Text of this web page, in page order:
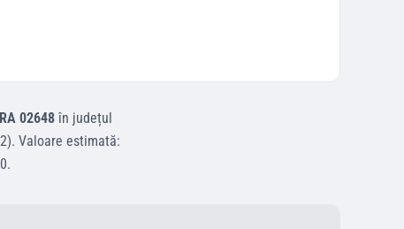
02648în județul
. Valoare estimată:
.